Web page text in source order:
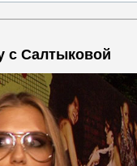
с Салтыковой